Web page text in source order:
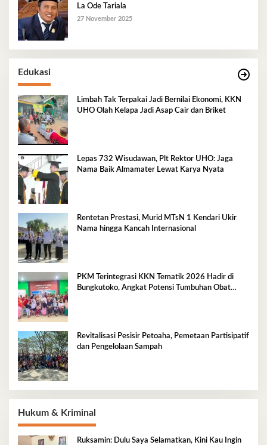
La Ode Tariala
27 November 2025
Edukasi
Limbah Tak Terpakai Jadi Bernilai Ekonomi, KKN
UHO Olah Kelapa Jadi Asap Cair dan Briket
Lepas 732 Wisudawan, Plt Rektor UHO: Jaga
Nama Baik Almamater Lewat Karya Nyata
Rentetan Prestasi, Murid MTsN 1 Kendari Ukir
Nama hingga Kancah Internasional
PKM Terintegrasi KKN Tematik 2026 Hadir di
Bungkutoko, Angkat Potensi Tumbuhan Obat
Revitalisasi Pesisir Petoaha, Pemetaan Partisipatif
dan Pengelolaan Sampah
Hukum & Kriminal
Ruksamin: Dulu Saya Selamatkan, Kini Kau Ingin